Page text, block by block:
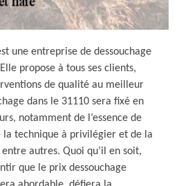
une entreprise de dessouchage
propose à tous ses clients,
de qualité au meilleur
dans le 31110 sera fixé en
notamment de l’essence de
la technique à privilégier et de la
autres. Quoi qu’il en soit,
que le prix dessouchage